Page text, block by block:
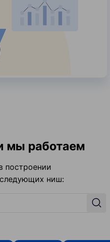
мы работаем
построении
ниш: